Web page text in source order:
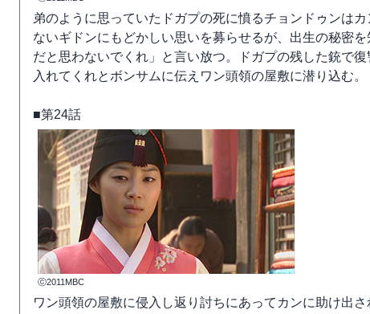
弟のように思っていたドガプの死に憤るチョンドゥンは
ないギドンにもどかしい思いを募らせるが、出生の秘密
だと思わないでくれ」と言い放つ。ドガプの残した銃で
入れてくれとボンサムに伝えワン頭領の屋敷に潜り込む。
■第24話
ⓒ2011MBC
ワン頭領の屋敷に侵入し返り討ちにあってカンに助け出